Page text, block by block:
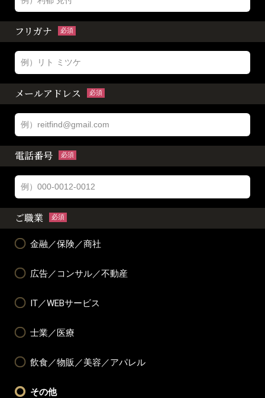
フリガナ 必須
メールアドレス 必須
電話番号 必須
ご職業 必須
金融／保険／商社
広告／コンサル／不動産
IT／WEBサービス
士業／医療
飲食／物販／美容／アパレル
その他